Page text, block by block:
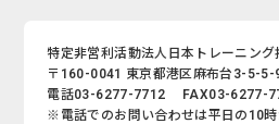
特定非営利活動法人日本トレーニング
〒160-0041 東京都港区麻布台3-5-5-
電話03-6277-7712 FAX03-6277-
※電話でのお問い合わせは平日の10